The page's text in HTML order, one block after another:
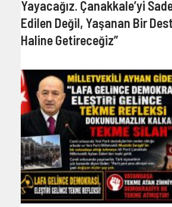
Yayacağız. Çanakkale’yi
Edilen Değil, Yaşanan Bir
Haline Getireceğiz”